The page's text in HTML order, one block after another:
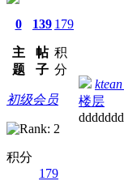
0
主
题
139
帖
子
179
积
分
初级会员
积分
179
楼层